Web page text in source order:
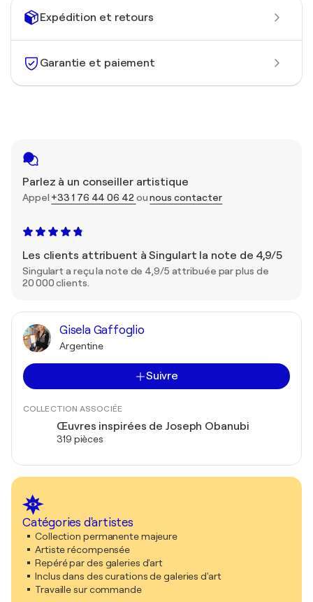
Expédition et retours
Garantie et paiement
Parlez à un conseiller artistique
Appel +33 1 76 44 06 42 ounous contacter
Les clients attribuent à Singulart la note de 4,9/5
Singulart a reçu la note de 4,9/5 attribuée par plus de
20 000 clients.
Gisela Gaffoglio
Argentine
Suivre
COLLECTION ASSOCIÉE
Œuvres inspirées de Joseph Obanubi
319 pièces
Catégories d'artistes
Collection permanente majeure
Artiste récompensée
Repéré par des galeries d'art
Inclus dans des curations de galeries d'art
Travaille sur commande